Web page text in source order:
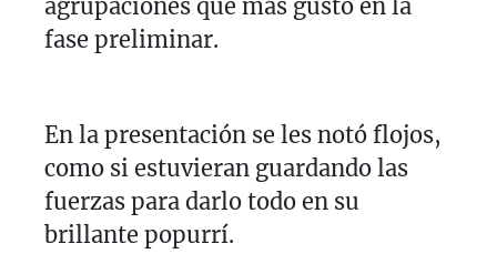
agrupaciones que más gustó en la
fase preliminar.
En la presentación se les notó flojos,
como si estuvieran guardando las
fuerzas para darlo todo en su
brillante popurrí.